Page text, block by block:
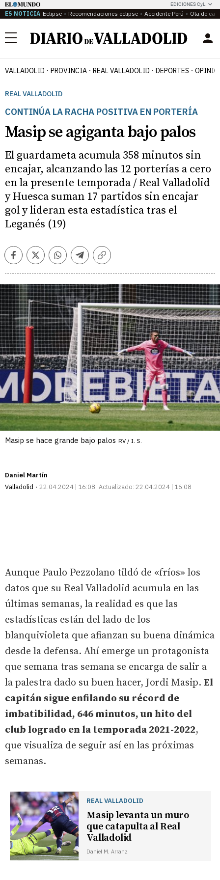
EDICIONES CyL
ES NOTICIA Eclipse Recomendaciones eclipse Accidente Perú Ola de
Menú
VALLADOLID PROVINCIA REAL VALLADOLID DEPORTES
REAL VALLADOLID
CONTINÚA LA RACHA POSITIVA EN PORTERÍA
Masip se agiganta bajo palos
El guardameta acumula 358 minutos sin
encajar, alcanzando las 12 porterías a cero
en la presente temporada / Real Valladolid
y Huesca suman 17 partidos sin encajar
gol y lideran esta estadística tras el
Leganés (19)
FacebookTwitterWhatsappTelegramCopiar
Masip se hace grande bajo palos RV / I. S.
Daniel Martín
Valladolid
22.04.2024 | 16:08 Actualizado: 22.04.2024 | 16:08
Aunque Paulo Pezzolano tildó de «fríos» los
datos que su Real Valladolid acumula en las
últimas semanas, la realidad es que las
estadísticas están del lado de los
blanquivioleta que afianzan su buena dinámica
desde la defensa. Ahí emerge un protagonista
que semana tras semana se encarga de salir a
la palestra dado su buen hacer, Jordi Masip. El
capitán sigue enfilando su récord de
imbatibilidad, 646 minutos, un hito del
club logrado en la temporada 2021-2022,
que visualiza de seguir así en las próximas
semanas.
REAL VALLADOLID
Masip levanta un muro
que catapulta al Real
Valladolid
Daniel M. Arranz